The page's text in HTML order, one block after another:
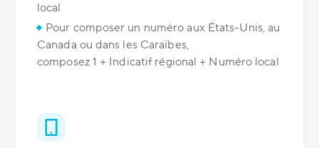
local
Pour composer un numéro aux États-Unis, au
Canada ou dans les Caraïbes,
composez 1 + Indicatif régional + Numéro local